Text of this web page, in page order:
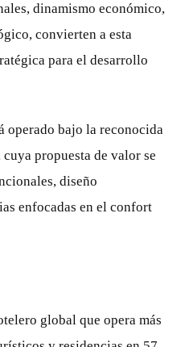
dinamismo económico,
convierten a esta
para el desarrollo
operado bajo la reconocida
propuesta de valor se
diseño
enfocadas en el confort
global que opera más